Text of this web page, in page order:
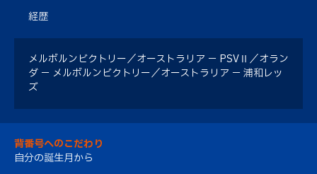
経歴
メルボルンビクトリー／オーストラリア － PSVⅡ／オラン
ダ － メルボルンビクトリー／オーストラリア － 浦和レッ
ズ
背番号へのこだわり
自分の誕生月から